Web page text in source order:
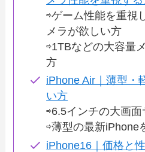
⇨ゲーム性能を重視
メラが欲しい方
⇨1TBなどの大容量
方
iPhone Air｜薄型・
い方
⇨6.5インチの大画
⇨薄型の最新iPhone
iPhone16｜価格と